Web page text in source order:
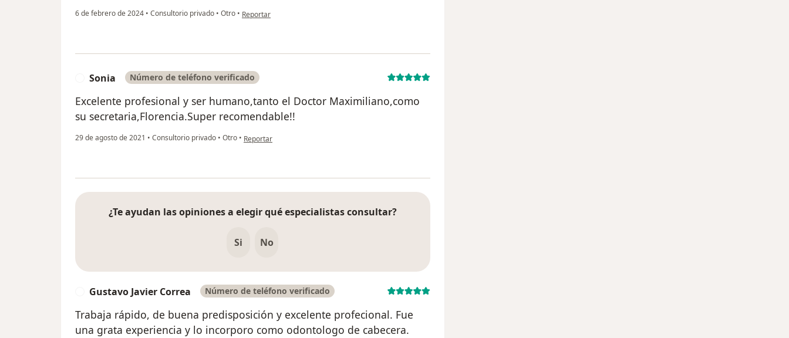
6 de febrero de 2024 • Consultorio privado • Otro • en opinión del usuario Micaela
Reportar
Sonia Número de teléfono verificado
Excelente profesional y ser humano,tanto el Doctor Maximiliano,como
su secretaria,Florencia.Super recomendable!!
29 de agosto de 2021 • Consultorio privado • Otro • en opinión del usuario Sonia
Reportar
¿Te ayudan las opiniones a elegir qué especialistas consultar?
Si No
Gustavo Javier Correa Número de teléfono verificado
Trabaja rápido, de buena predisposición y excelente profecional. Fue
una grata experiencia y lo incorporo como odontologo de cabecera.